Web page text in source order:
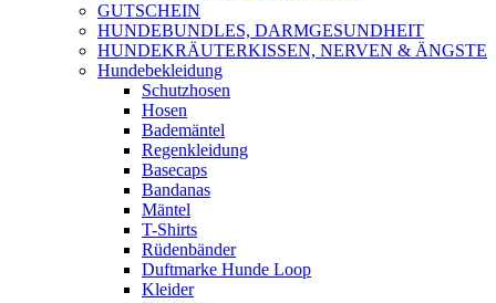
GUTSCHEIN
HUNDEBUNDLES, DARMGESUNDHEIT
HUNDEKRÄUTERKISSEN, NERVEN & ÄNGSTE
Hundebekleidung
Schutzhosen
Hosen
Bademäntel
Regenkleidung
Basecaps
Bandanas
Mäntel
T-Shirts
Rüdenbänder
Duftmarke Hunde Loop
Kleider